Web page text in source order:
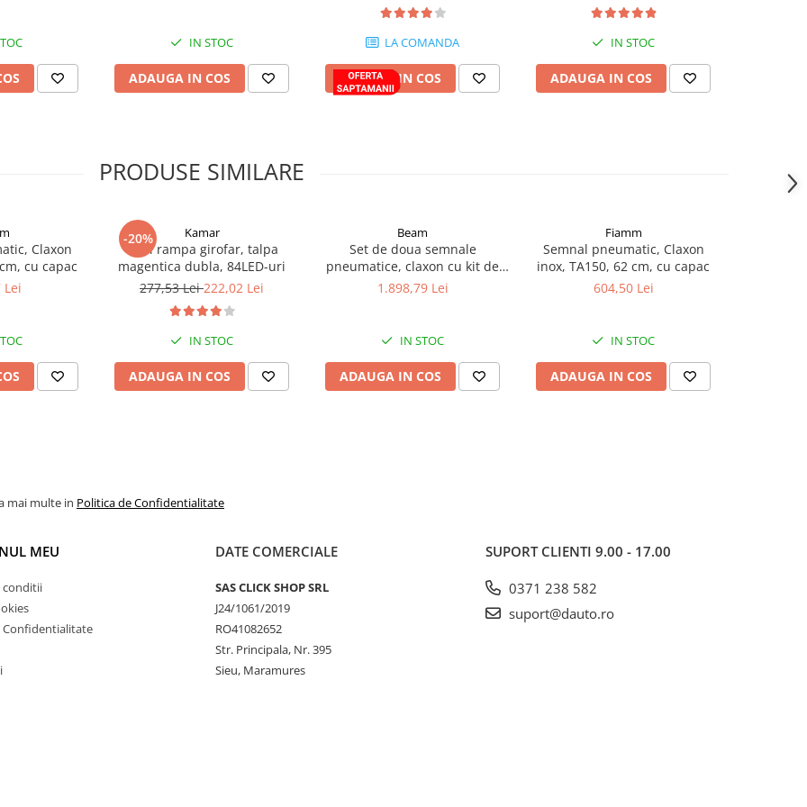
FT-045 – lampi omologate,
inox cu LED-uri și adaugă un
pentru orice model!
IN STOC
ADAUGA IN COS
LA COMANDA
ADAUGA IN COS
IN STOC
ADAUGA IN COS
PRODUSE SIMILARE
Claxon
cu capac
Lei
-20% Kamar
Mini rampa girofar, talpa
magentica dubla, 84LED-uri
277,53 Lei222,02 Lei
IN STOC
ADAUGA IN COS
Beam
Set de doua semnale
pneumatice, claxon cu kit de
montare si electrovalva 24V,
1.898,79 Lei
IN STOC
ADAUGA IN COS
Fiamm
Semnal pneumatic, Claxon
inox, TA150, 62 cm, cu capac
604,50 Lei
IN STOC
ADAUGA IN COS
mai multe in Politica de Confidentialitate
MEU
conditii
Confidentialitate
DATE COMERCIALE
SAS CLICK SHOP SRL
J24/1061/2019
RO41082652
Str. Principala, Nr. 395
Sieu, Maramures
SUPORT CLIENTI 9.00 - 17.00
0371 238 582
suport@dauto.ro